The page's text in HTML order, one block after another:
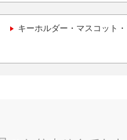
キーホルダー・マスコット